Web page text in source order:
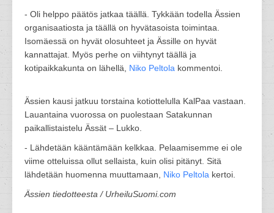
- Oli helppo päätös jatkaa täällä. Tykkään todella Ässien
organisaatiosta ja täällä on hyvätasoista toimintaa.
Isomäessä on hyvät olosuhteet ja Ässille on hyvät
kannattajat. Myös perhe on viihtynyt täällä ja
kotipaikkakunta on lähellä, Niko Peltola kommentoi.
Ässien kausi jatkuu torstaina kotiottelulla KalPaa vastaan.
Lauantaina vuorossa on puolestaan Satakunnan
paikallistaistelu Ässät – Lukko.
- Lähdetään kääntämään kelkkaa. Pelaamisemme ei ole
viime otteluissa ollut sellaista, kuin olisi pitänyt. Sitä
lähdetään huomenna muuttamaan, Niko Peltola kertoi.
Ässien tiedotteesta / UrheiluSuomi.com